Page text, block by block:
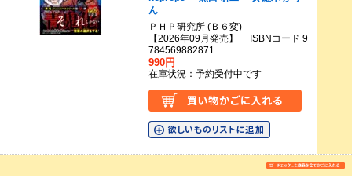
ん
ＰＨＰ研究所 (Ｂ６変)
【2026年09月発売】 ISBNコード 9
784569882871
990円
在庫状況：予約受付中です